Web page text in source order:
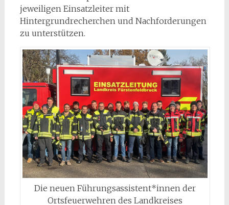
jeweiligen Einsatzleiter mit
Hintergrundrecherchen und Nachforderungen
zu unterstützen.
Die neuen Führungsassistent*innen der
Ortsfeuerwehren des Landkreises